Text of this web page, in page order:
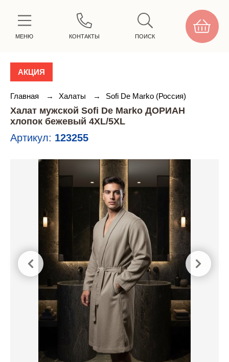
МЕНЮ КОНТАКТЫ ПОИСК
АКЦИЯ
Главная → Халаты → Sofi De Marko (Россия)
Халат мужской Sofi De Marko ДОРИАН
хлопок бежевый 4XL/5XL
Артикул: 123255